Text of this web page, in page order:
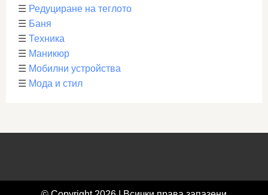
☰ Редуциране на теглото
☰ Баня
☰ Техника
☰ Маникюр
☰ Мобилни устройства
☰ Мода и стил